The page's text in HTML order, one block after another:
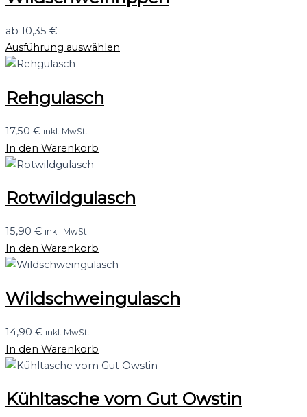
ab 10,35 €
Ausführung auswählen
Rehgulasch
17,50 € inkl. MwSt.
In den Warenkorb
Rotwildgulasch
15,90 € inkl. MwSt.
In den Warenkorb
Wildschweingulasch
14,90 € inkl. MwSt.
In den Warenkorb
Kühltasche vom Gut Owstin